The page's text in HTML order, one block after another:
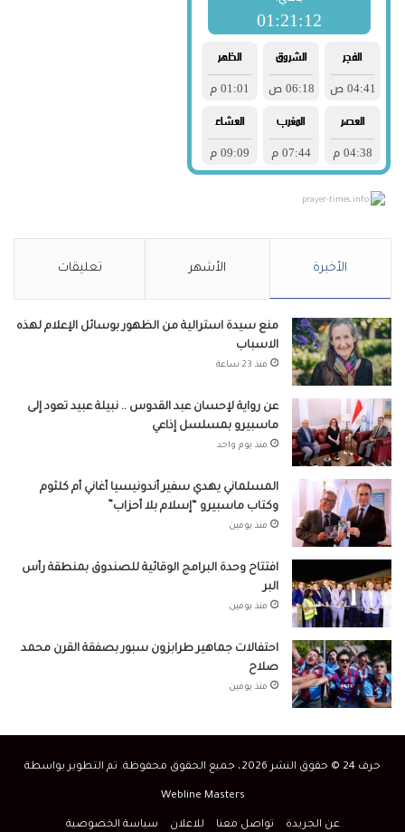
prayer-times.info
الأخيرة الأشهر تعليقات
منع سيدة استرالية من الظهور بوسائل الإعلام لهذه
الاسباب
منذ 23 ساعة
عن رواية لإحسان عبد القدوس .. نبيلة عبيد تعود إلى
ماسبيرو بمسلسل إذاعي
منذ يوم واحد
المسلماني يهدي سفير أندونيسيا أغاني أم كلثوم
وكتاب ماسبيرو “إسلام بلا أحزاب”
منذ يومين
افتتاح وحدة البرامج الوقائية للصندوق بمنطقة رأس
البر
منذ يومين
احتفالات جماهير طرابزون سبور بصفقة القرن محمد
صلاح
منذ يومين
حرف 24 © حقوق النشر 2026، جميع الحقوق محفوظة. تم التطوير بواسطة
Webline Masters
عن الجريدة تواصل معنا للاعلان سياسة الخصوصية